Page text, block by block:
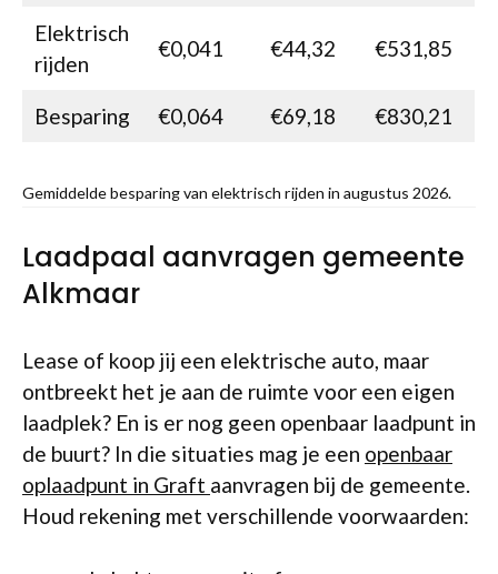
Elektrisch
rijden
€0,041 €44,32 €531,85
Besparing €0,064 €69,18 €830,21
Gemiddelde besparing van elektrisch rijden in augustus 2026.
Laadpaal aanvragen gemeente
Alkmaar
Lease of koop jij een elektrische auto, maar
ontbreekt het je aan de ruimte voor een eigen
laadplek? En is er nog geen openbaar laadpunt in
de buurt? In die situaties mag je een openbaar
oplaadpunt in Graft aanvragen bij de gemeente.
Houd rekening met verschillende voorwaarden: